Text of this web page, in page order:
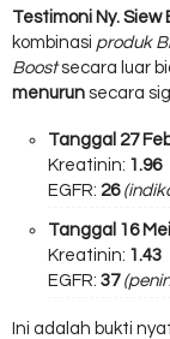
Testimoni Ny. Siew
kombinasi produk
Boostsecara luar
menurun secara
Tanggal 27
Kreatinin: 1.96
EGFR: 26
Tanggal 16
Kreatinin: 1.43
EGFR: 37
Ini adalah bukti